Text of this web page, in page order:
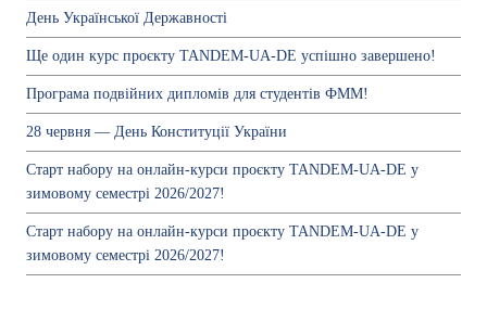
День Української Державності
Ще один курс проєкту TANDEM-UA-DE успішно завершено!
Програма подвійних дипломів для студентів ФММ!
28 червня — День Конституції України
Старт набору на онлайн-курси проєкту TANDEM-UA-DE у
зимовому семестрі 2026/2027!
Старт набору на онлайн-курси проєкту TANDEM-UA-DE у
зимовому семестрі 2026/2027!